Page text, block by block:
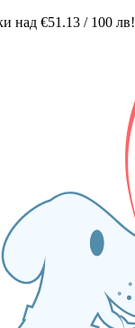
над €51.13 / 100 лв!